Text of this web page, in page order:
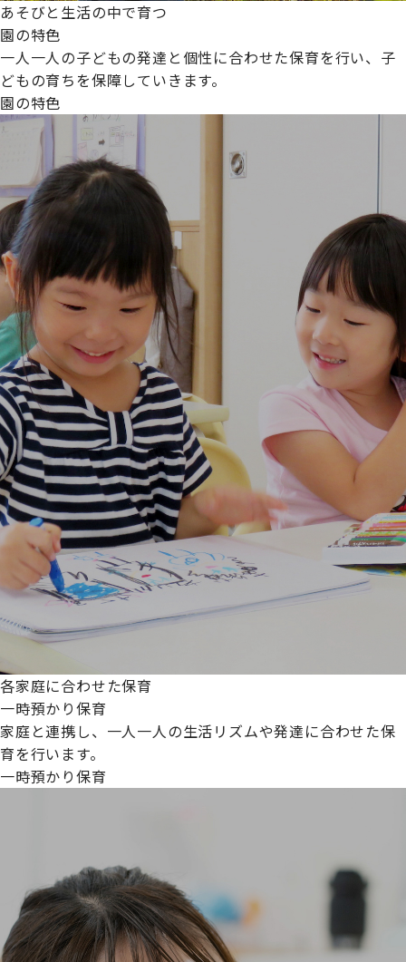
あそびと生活の中で育つ
園の特色
一人一人の子どもの発達と個性に合わせた保育を行い、子
どもの育ちを保障していきます。
園の特色
各家庭に合わせた保育
一時預かり保育
家庭と連携し、一人一人の生活リズムや発達に合わせた保
育を行います。
一時預かり保育